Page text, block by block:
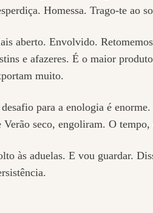
Homessa. Trago-te ao
aberto. Envolvido.
e afazeres. É o maior
muito.
para a enologia é
Verão seco, engoliram. O
às aduelas. E vou guardar.